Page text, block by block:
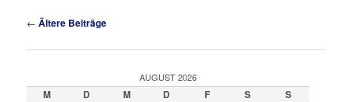
Artikelnavigation
← Ältere Beiträge
AUGUST 2026
M D M D F S S